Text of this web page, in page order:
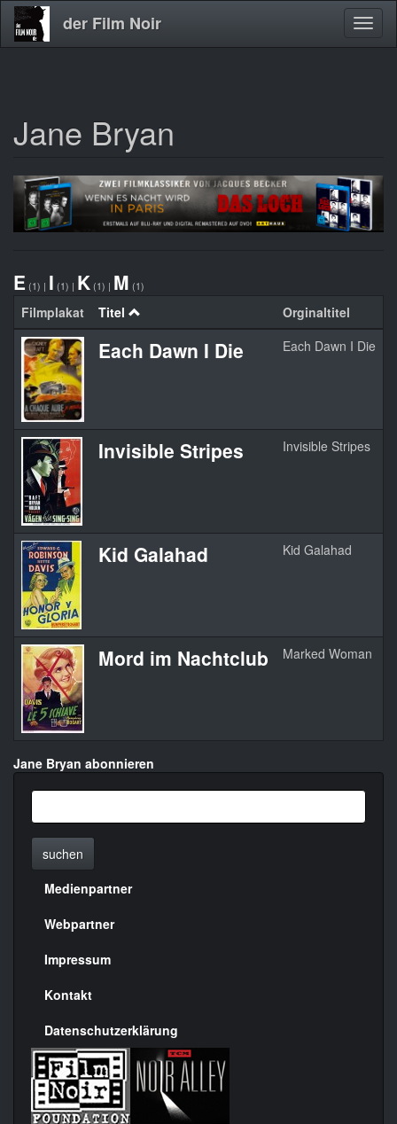
Direkt
zum
der Film Noir
Jane Bryan
E (1) | I (1) | K (1) | M (1)
Filmplakat Titel Orginaltitel
Each Dawn I Die Each Dawn I Die
Invisible Stripes Invisible Stripes
Kid Galahad Kid Galahad
Mord im Nachtclub Marked Woman
Jane Bryan abonnieren
suchen
Menülinks
rechte
Seite
Medienpartner
Webpartner
Impressum
Kontakt
Datenschutzerklärung